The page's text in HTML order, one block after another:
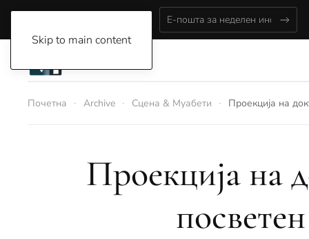
Skip to main content
Почетна Archive Сцена & Муабети Проекција на
Проекција на